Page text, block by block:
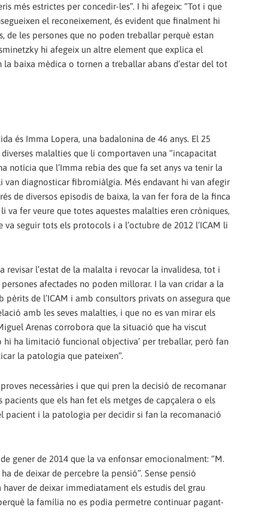
més estrictes per concedir-les”. I hi afegeix: “Tot i que
el reconeixement, és evident que finalment hi
de les persones que no poden treballar perquè estan
hi afegeix un altre element que explica el
baixa mèdica o tornen a treballar abans d’estar del tot
és Imma Lopera, una badalonina de 46 anys. El 25
malalties que li comportaven una “incapacitat
notícia que l’Imma rebia des que fa set anys va tenir la
van diagnosticar fibromiàlgia. Més endavant hi van afegir
de diversos episodis de baixa, la van fer fora de la finca
fer veure que totes aquestes malalties eren cròniques,
seguir tots els protocols i a l’octubre de 2012 l’ICAM li
revisar l’estat de la malalta i revocar la invalidesa, tot i
afectades no poden millorar. I la van cridar a la
de l’ICAM i amb consultors privats on assegura que
amb les seves malalties, i que no es van mirar els
Arenas corrobora que la situació que ha viscut
hi ha limitació funcional objectiva’ per treballar, però fan
la patologia que pateixen”.
necessàries i que qui pren la decisió de recomanar
que els han fet els metges de capçalera o els
pacient i la patologia per decidir si fan la recomanació
gener de 2014 que la va enfonsar emocionalment: “M.
de deixar de percebre la pensió”. Sense pensió
de deixar immediatament els estudis del grau
la família no es podia permetre continuar pagant-